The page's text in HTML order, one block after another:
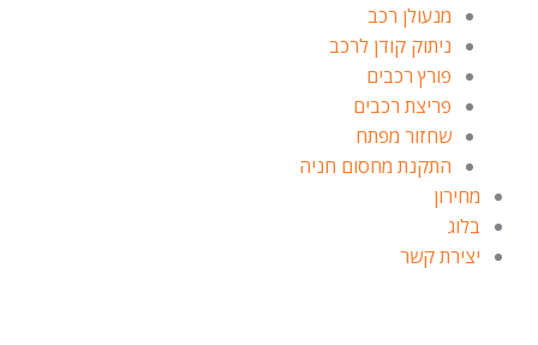
מנעולן רכב
ניתוק קודן לרכב
פורץ רכבים
פריצת רכבים
שחזור מפתח
התקנת מחסום חניה
מחירון
בלוג
יצירת קשר